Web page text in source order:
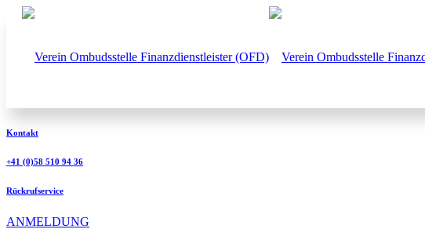
Kontakt
+41 (0)58 510 94 36
Rückrufservice
ANMELDUNG